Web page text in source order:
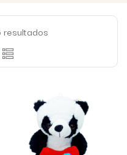
resultados